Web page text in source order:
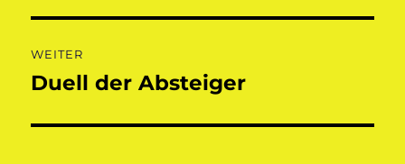
WEITER
Nächster
Duell der Absteiger